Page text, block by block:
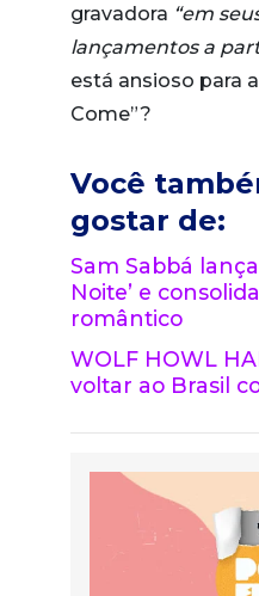
gravadora “em
lançamentos a
está ansioso para
Come”?
Você
gostar de:
Sam Sabbá
Noite’ e
romântico
WOLF HOWL
voltar ao Brasil